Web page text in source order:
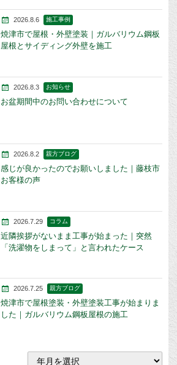
2026.8.6 施工事例
焼津市で屋根・外壁塗装｜ガルバリウム鋼板
屋根とサイディング外壁を施工
2026.8.3 お知らせ
お盆期間中のお問い合わせについて
2026.8.2 親方ブログ
感じが良かったのでお願いしました｜藤枝市
お客様の声
2026.7.29 コラム
近隣挨拶がないまま工事が始まった｜突然
「洗濯物をしまって」と言われたケース
2026.7.25 親方ブログ
焼津市で屋根塗装・外壁塗装工事が始まりま
した｜ガルバリウム鋼板屋根の施工